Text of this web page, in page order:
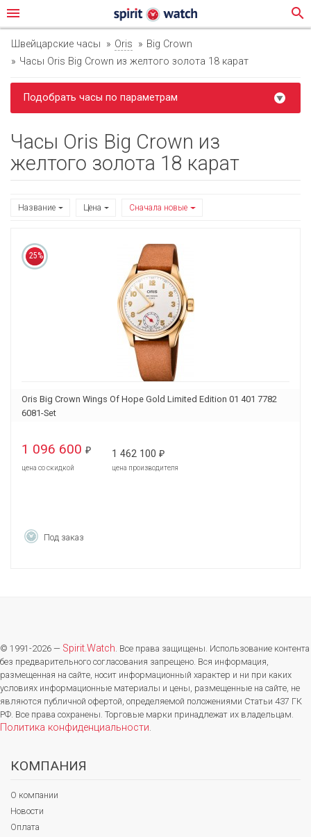
menu search
Швейцарские часы Oris
Big Crown
Часы Oris Big Crown из желтого золота 18 карат
Подобрать часы по параметрам
Часы Oris Big Crown из
желтого золота 18 карат
Название Цена Сначала новые
25%
Oris Big Crown Wings Of Hope Gold Limited Edition 01 401 7782
6081-Set
1 096 600 ₽
цена со скидкой
1 462 100 ₽
цена производителя
Под заказ
© 1991-2026 — Spirit.Watch. Все права защищены. Использование контента
без предварительного согласования запрещено. Вся информация,
размещенная на сайте, носит информационный характер и ни при каких
условиях информационные материалы и цены, размещенные на сайте, не
являются публичной офертой, определяемой положениями Статьи 437 ГК
РФ. Все права сохранены. Торговые марки принадлежат их владельцам.
Политика конфиденциальности.
КОМПАНИЯ
О компании
Новости
Оплата